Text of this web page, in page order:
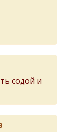
содой и